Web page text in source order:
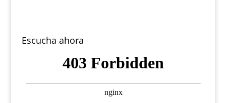
Escucha ahora